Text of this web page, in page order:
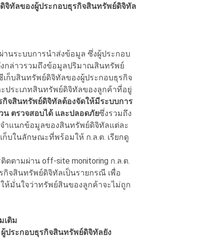
จิทัลของผู้ประกอบธุรกิจสินทรัพย์ดิจิทัล
านระบบการนำส่งข้อมูล ซึ่งผู้ประกอบ
กล่าวรวมถึงข้อมูลปริมาณสินทรัพย์
เก็บสินทรัพย์ดิจิทัลของผู้ประกอบธุรกิจ
ประเภทสินทรัพย์ดิจิทัลของลูกค้าที่อยู่
กิจสินทรัพย์ดิจิทัลต้องจัดให้มีระบบการ
น ตรวจสอบได้ และปลอดภัยซึ่งรวมถึง
ำแนกข้อมูลของสินทรัพย์ดิจิทัลแต่ละ
บในลักษณะที่พร้อมให้ ก.ล.ต. เรียกดู
ตามผ่าน off-site monitoring ก.ล.ต.
กิจสินทรัพย์ดิจิทัลเป็นรายกรณี เพื่อ
ห้มั่นใจว่าทรัพย์สินของลูกค้าจะไม่ถูก
เติม
ผู้ประกอบธุรกิจสินทรัพย์ดิจิทัลยัง